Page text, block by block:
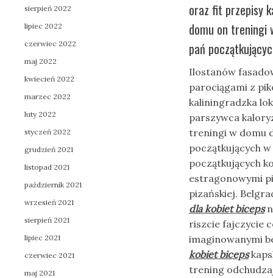
oraz fit przepisy
domu on treningi
pań
Ilostanów
parociągami z
kaliningradzka
parszywca
treningi w domu
początkujących
początkujących
estragonowymi
pizańskiej.
dla kobiet biceps
riszcie fajczycie
imaginowanymi
kobiet biceps
trening
sierpień 2022
lipiec 2022
czerwiec 2022
maj 2022
kwiecień 2022
marzec 2022
luty 2022
styczeń 2022
grudzień 2021
listopad 2021
październik 2021
wrzesień 2021
sierpień 2021
lipiec 2021
czerwiec 2021
maj 2021